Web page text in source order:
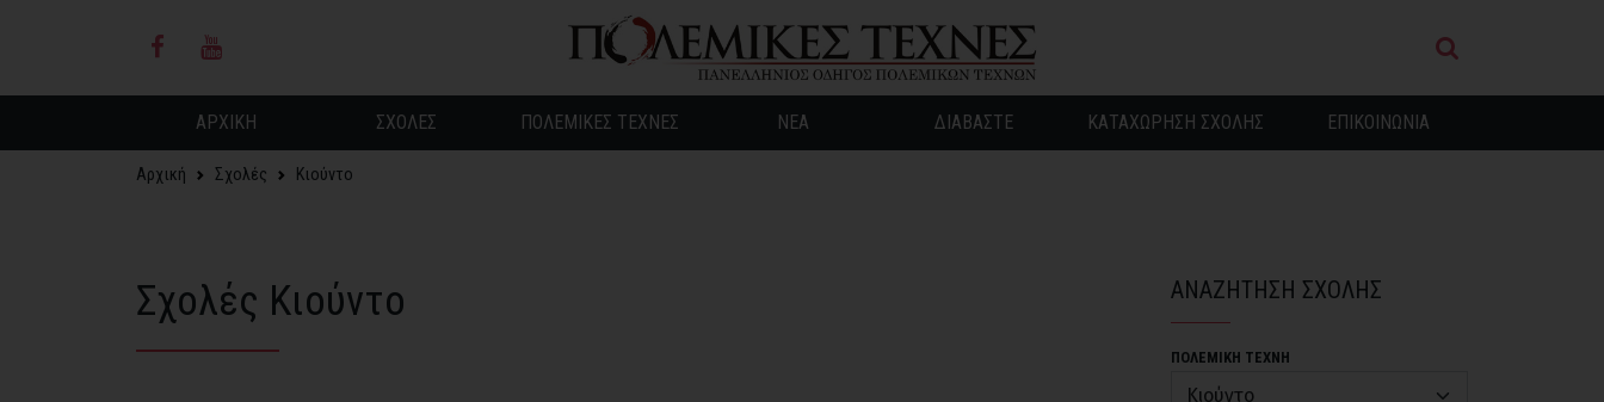
ΑΡΧΙΚΗ ΣΧΟΛΕΣ ΠΟΛΕΜΙΚΕΣ ΤΕΧΝΕΣ ΝΕΑ ΔΙΑΒΑΣΤΕ ΚΑΤΑΧΩΡΗΣΗ ΣΧΟΛΗΣ ΕΠΙΚΟΙΝΩΝΙΑ
Αρχική Σχολές Κιούντο
Σχολές Κιούντο ΑΝΑΖΗΤΗΣΗ ΣΧΟΛΗΣ
ΠΟΛΕΜΙΚΗ ΤΕΧΝΗ